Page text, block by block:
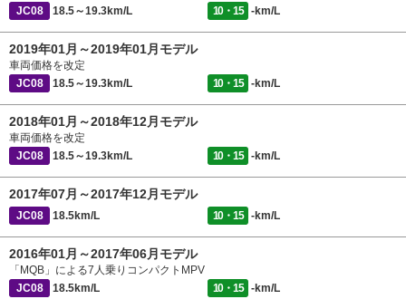
JC08
18.5～19.3km/L 10・15 -km/L
2019年01月～2019年01月モデル
車両価格を改定
JC08
18.5～19.3km/L 10・15 -km/L
2018年01月～2018年12月モデル
車両価格を改定
JC08
18.5～19.3km/L 10・15 -km/L
2017年07月～2017年12月モデル
JC08 18.5km/L 10・15 -km/L
2016年01月～2017年06月モデル
「MQB」による7人乗りコンパクトMPV
JC08
18.5km/L 10・15 -km/L